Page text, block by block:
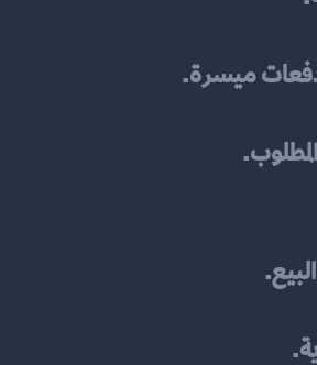
ميسرة.